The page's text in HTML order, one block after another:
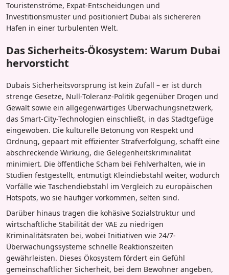
Touristenströme, Expat-Entscheidungen und
Investitionsmuster und positioniert Dubai als sichereren
Hafen in einer turbulenten Welt.
Das Sicherheits-Ökosystem: Warum Dubai
hervorsticht
Dubais Sicherheitsvorsprung ist kein Zufall – er ist durch
strenge Gesetze, Null-Toleranz-Politik gegenüber Drogen und
Gewalt sowie ein allgegenwärtiges Überwachungsnetzwerk,
das Smart-City-Technologien einschließt, in das Stadtgefüge
eingewoben. Die kulturelle Betonung von Respekt und
Ordnung, gepaart mit effizienter Strafverfolgung, schafft eine
abschreckende Wirkung, die Gelegenheitskriminalität
minimiert. Die öffentliche Scham bei Fehlverhalten, wie in
Studien festgestellt, entmutigt Kleindiebstahl weiter, wodurch
Vorfälle wie Taschendiebstahl im Vergleich zu europäischen
Hotspots, wo sie häufiger vorkommen, selten sind.
Darüber hinaus tragen die kohäsive Sozialstruktur und
wirtschaftliche Stabilität der VAE zu niedrigen
Kriminalitätsraten bei, wobei Initiativen wie 24/7-
Überwachungssysteme schnelle Reaktionszeiten
gewährleisten. Dieses Ökosystem fördert ein Gefühl
gemeinschaftlicher Sicherheit, bei dem Bewohner angeben,